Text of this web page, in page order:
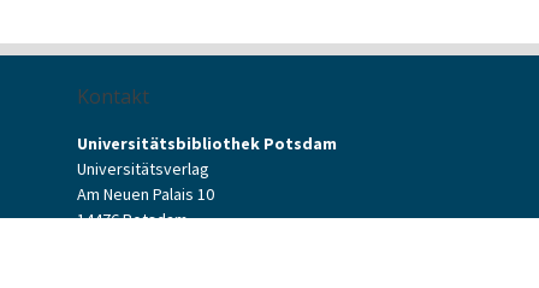
Kontakt
Universitätsbibliothek Potsdam
Universitätsverlag
Am Neuen Palais 10
14476 Potsdam